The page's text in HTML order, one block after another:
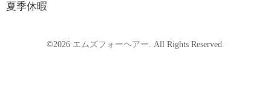
夏季休暇
©2026 エムズフォーヘアー . All Rights Reserved.